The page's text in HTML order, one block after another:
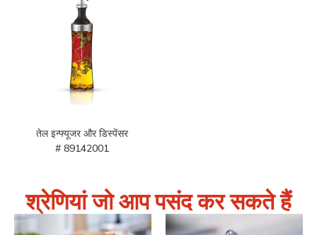
तेल इन्फ्यूजर और डिस्पेंसर
# 89142001
श्रेणियां जो आप पसंद कर सकते हैं